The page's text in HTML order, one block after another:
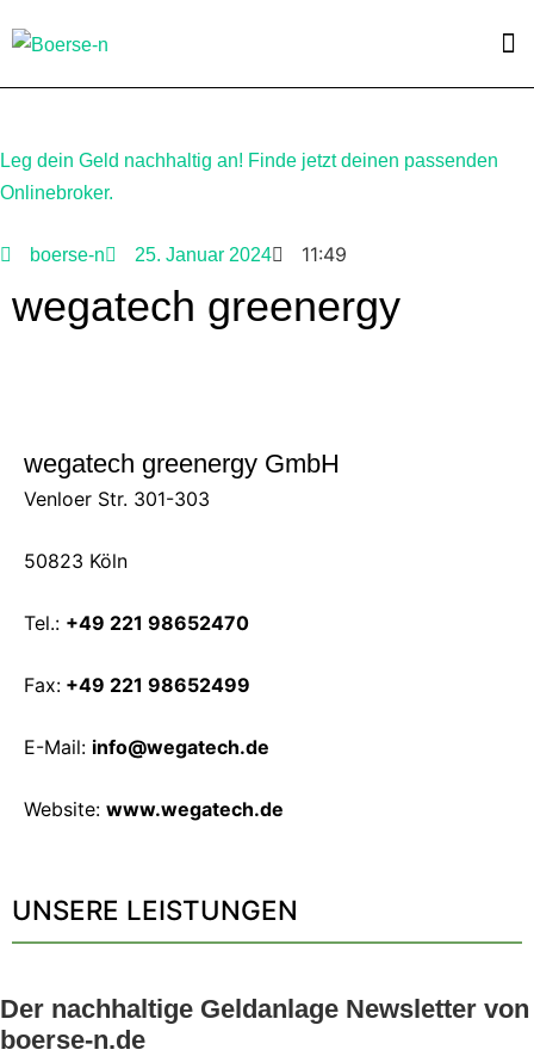
Leg dein Geld nachhaltig an! Finde jetzt deinen passenden
Onlinebroker.
boerse-n 25. Januar 2024 11:49
wegatech greenergy
wegatech greenergy GmbH
Venloer Str. 301-303
50823 Köln
Tel.: +49 221 98652470
Fax: +49 221 98652499
E-Mail: info@wegatech.de
Website: www.wegatech.de
UNSERE LEISTUNGEN
Der nachhaltige Geldanlage Newsletter von
boerse-n.de